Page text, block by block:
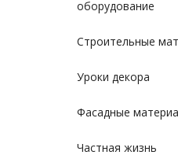
оборудование
Строительные
Уроки декора
Фасадные
Частная жизнь